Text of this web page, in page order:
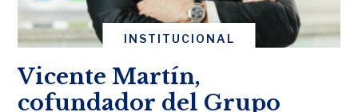
INSTITUCIONAL
Vicente Martín,
cofundador del Grupo